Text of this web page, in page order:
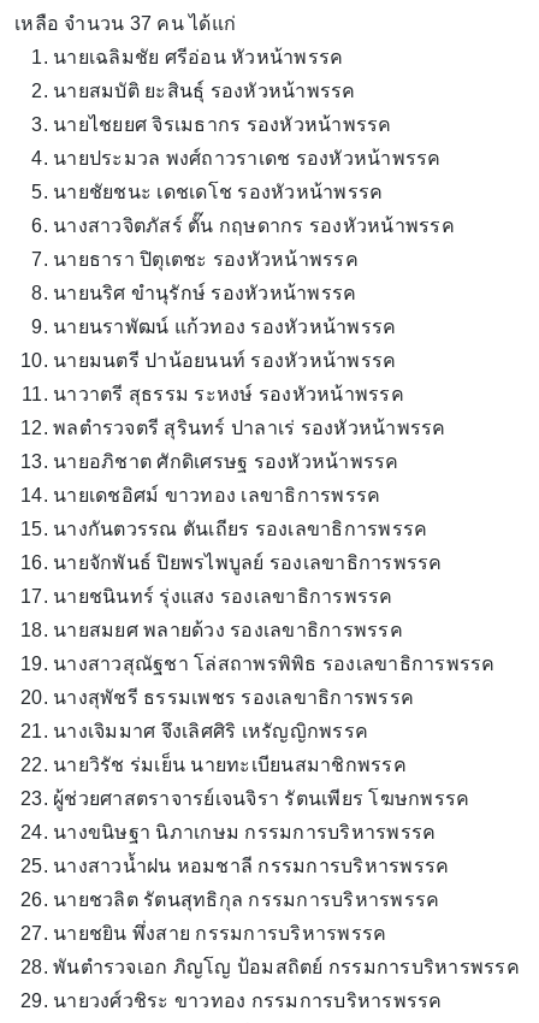
เหลือ จำนวน 37 คน ได้แก่
นายเฉลิมชัย ศรีอ่อน หัวหน้าพรรค
นายสมบัติ ยะสินธุ์ รองหัวหน้าพรรค
นายไชยยศ จิรเมธากร รองหัวหน้าพรรค
นายประมวล พงศ์ถาวราเดช รองหัวหน้าพรรค
นายชัยชนะ เดชเดโช รองหัวหน้าพรรค
นางสาวจิตภัสร์ ตั๊น กฤษดากร รองหัวหน้าพรรค
นายธารา ปิตุเตชะ รองหัวหน้าพรรค
นายนริศ ขำนุรักษ์ รองหัวหน้าพรรค
นายนราพัฒน์ แก้วทอง รองหัวหน้าพรรค
นายมนตรี ปาน้อยนนท์ รองหัวหน้าพรรค
นาวาตรี สุธรรม ระหงษ์ รองหัวหน้าพรรค
พลตำรวจตรี สุรินทร์ ปาลาเร่ รองหัวหน้าพรรค
นายอภิชาต ศักดิเศรษฐ รองหัวหน้าพรรค
นายเดชอิศม์ ขาวทอง เลขาธิการพรรค
นางกันตวรรณ ตันเถียร รองเลขาธิการพรรค
นายจักพันธ์ ปิยพรไพบูลย์ รองเลขาธิการพรรค
นายชนินทร์ รุ่งแสง รองเลขาธิการพรรค
นายสมยศ พลายด้วง รองเลขาธิการพรรค
นางสาวสุณัฐชา โล่สถาพรพิพิธ รองเลขาธิการพรรค
นางสุพัชรี ธรรมเพชร รองเลขาธิการพรรค
นางเจิมมาศ จึงเลิศศิริ เหรัญญิกพรรค
นายวิรัช ร่มเย็น นายทะเบียนสมาชิกพรรค
ผู้ช่วยศาสตราจารย์เจนจิรา รัตนเพียร โฆษกพรรค
นางขนิษฐา นิภาเกษม กรรมการบริหารพรรค
นางสาวน้ำฝน หอมชาลี กรรมการบริหารพรรค
นายชวลิต รัตนสุทธิกุล กรรมการบริหารพรรค
นายชยิน พึ่งสาย กรรมการบริหารพรรค
พันตำรวจเอก ภิญโญ ป้อมสถิตย์ กรรมการบริหารพรรค
นายวงศ์วชิระ ขาวทอง กรรมการบริหารพรรค